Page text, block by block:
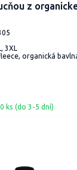
z
3XL
organická bavlna,
ks (do 3-5 dní)